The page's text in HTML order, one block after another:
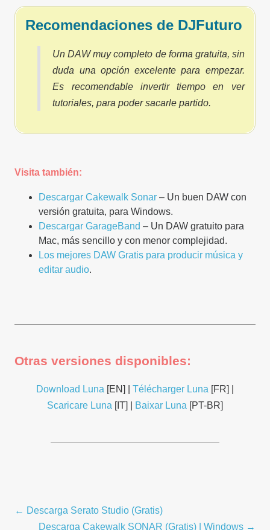
Recomendaciones de DJFuturo
Un DAW muy completo de forma gratuita, sin
duda una opción excelente para empezar.
Es recomendable invertir tiempo en ver
tutoriales, para poder sacarle partido.
Visita también:
Descargar Cakewalk Sonar – Un buen DAW con
versión gratuita, para Windows.
Descargar GarageBand – Un DAW gratuito para
Mac, más sencillo y con menor complejidad.
Los mejores DAW Gratis para producir música y
editar audio.
Otras versiones disponibles:
Download Luna [EN] | Télécharger Luna [FR] |
Scaricare Luna [IT] | Baixar Luna [PT-BR]
Navegación
← Descarga Serato Studio (Gratis)
Descarga Cakewalk SONAR (Gratis) | Windows →